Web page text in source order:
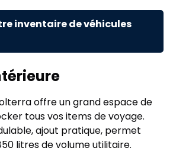
inventaire de véhicules
offre un grand espace de
tous vos items de voyage.
ajout pratique, permet
litres de volume utilitaire.